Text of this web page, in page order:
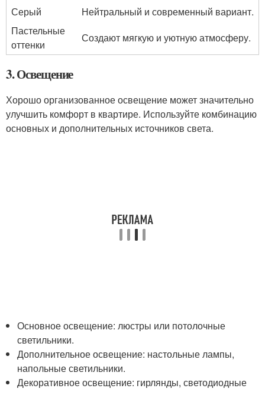
Серый
Нейтральный и современный вариант.
Пастельные
оттенки
Создают мягкую и уютную атмосферу.
3. Освещение
Хорошо организованное освещение может значительно
улучшить комфорт в квартире. Используйте комбинацию
основных и дополнительных источников света.
Основное освещение: люстры или потолочные
светильники.
Дополнительное освещение: настольные лампы,
напольные светильники.
Декоративное освещение: гирлянды, светодиодные